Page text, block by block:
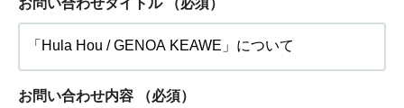
お問い合わせ内容 （必須）